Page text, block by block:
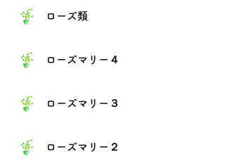
ローズ類
ローズマリー４
ローズマリー３
ローズマリー２